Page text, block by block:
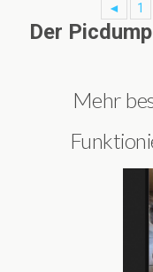
◄ 1
Der
Mehr